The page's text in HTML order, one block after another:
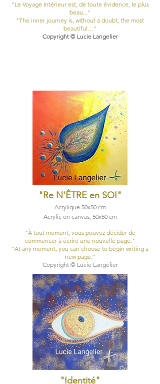
"Le Voyage Intérieur est, de toute évidence, le plus
beau..."
"The inner journey is, without a doubt, the most
beautiful…"
Copyright © Lucie Langelier
"Re N'ÊTRE en SOI"
Acrylique 50x50 cm
Acrylic on canvas, 50x50 cm​
"À tout moment, vous pouvez décider de
commencer à écrire une nouvelle page."
"At any moment, you can choose to begin writing a
new page."
Copyright © Lucie Langelier
"Identité"